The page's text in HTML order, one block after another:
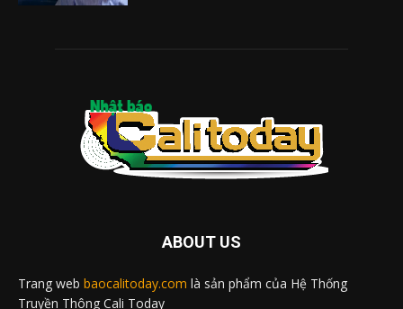
ABOUT US
Trang web baocalitoday.com là sản phẩm của Hệ Thống
Truyền Thông Cali Today